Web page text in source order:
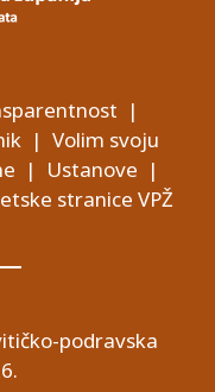
|
| Volim svoju
| Ustanove |
stranice VPŽ
podravska